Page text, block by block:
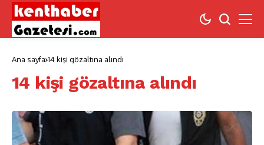
Ana sayfa 14 kişi gözaltına alındı
14 kişi gözaltına alındı